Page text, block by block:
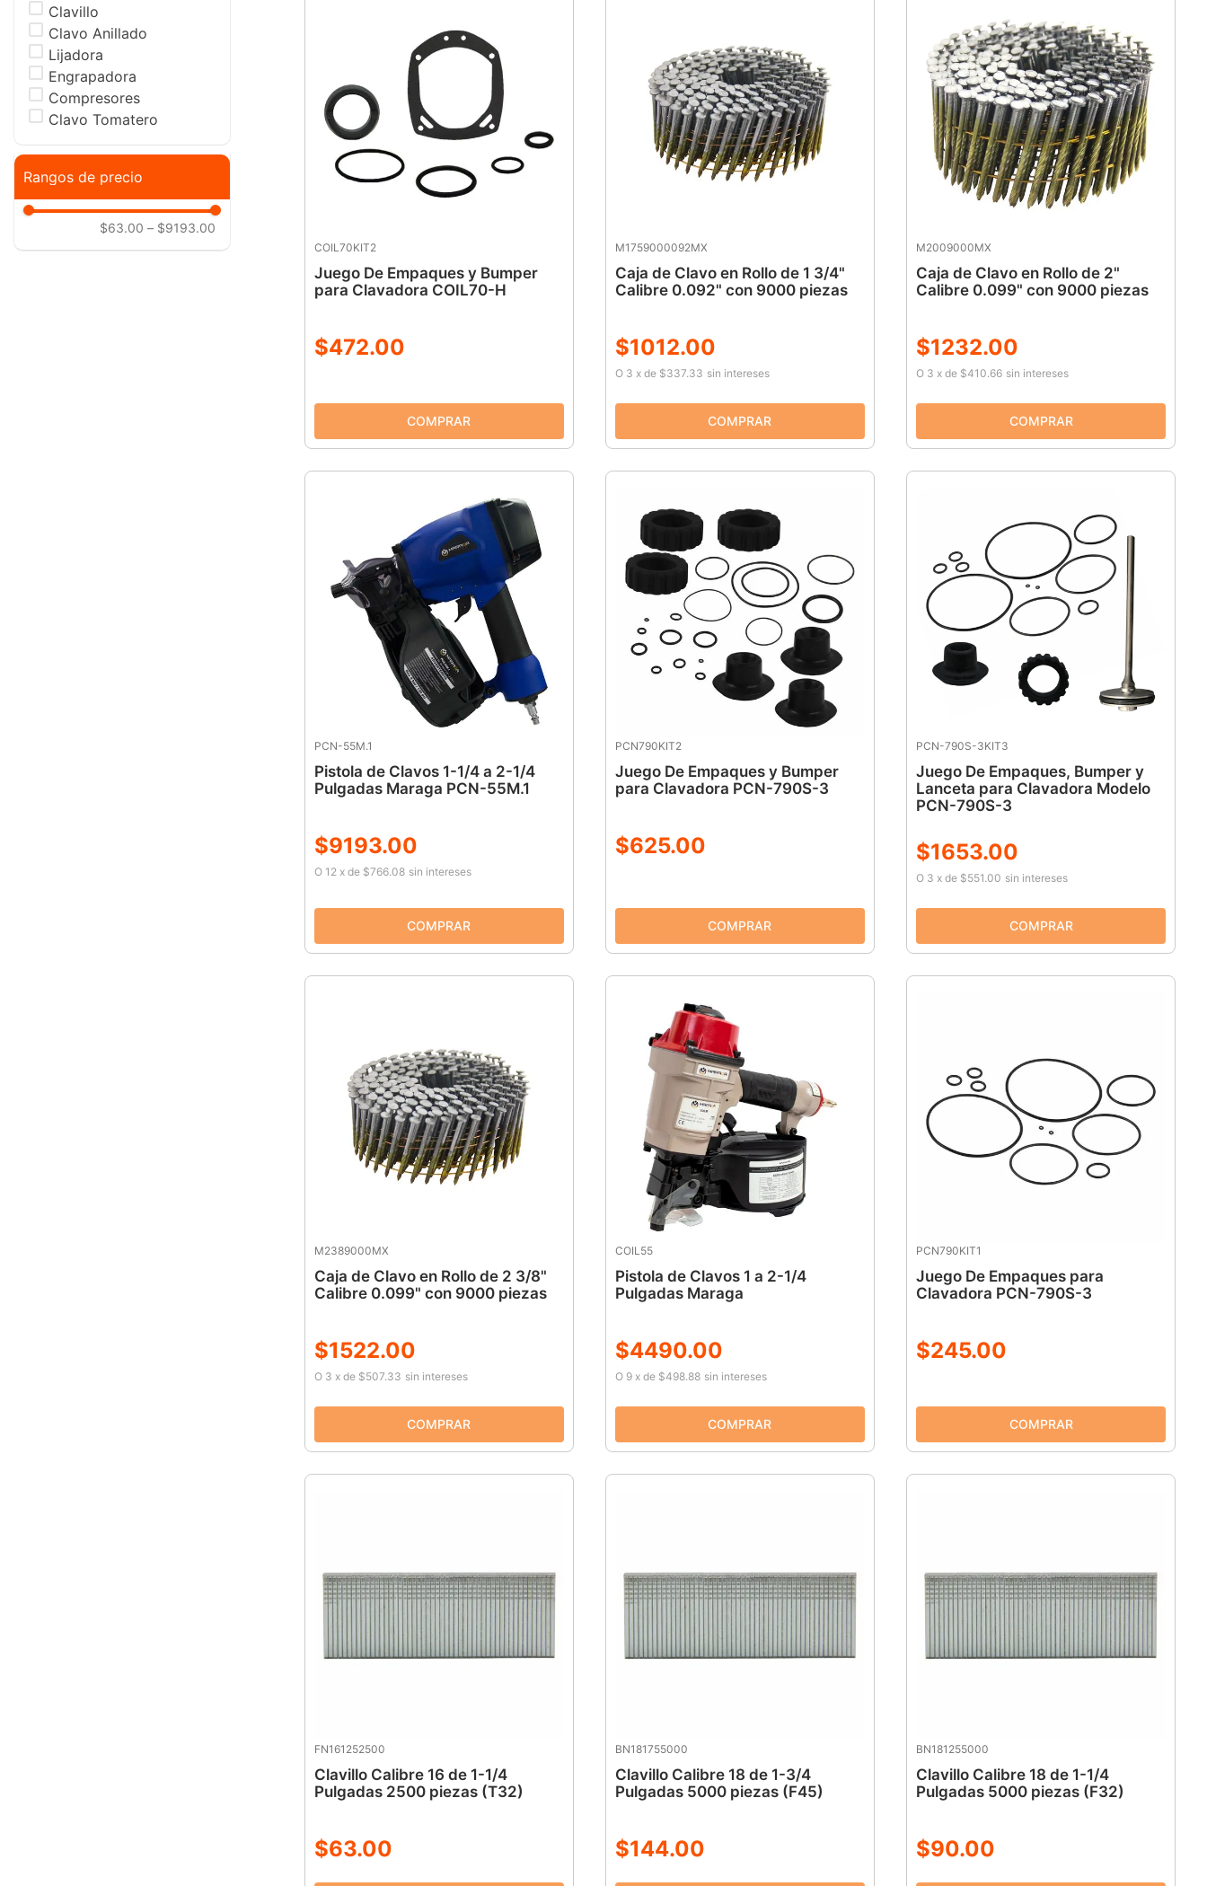
Clavillo
Clavo Anillado
Lijadora
Engrapadora
Compresores
Clavo Tomatero
Rangos de precio
$63.00 – $9193.00
COIL70KIT2
Juego De Empaques y Bumper
para Clavadora COIL70-H
$472.00
M1759000092MX
Caja de Clavo en Rollo de 1 3/4"
Calibre 0.092" con 9000 piezas
$1012.00
O 3 xde $337.33 sin intereses
M2009000MX
Caja de Clavo en Rollo de 2"
Calibre 0.099" con 9000 piezas
$1232.00
O 3 x de $410.66 sin intereses
PCN-55M.1
Pistola de Clavos 1-1/4 a 2-1/4
Pulgadas Maraga PCN-55M.1
$9193.00
O 12 xde $766.08 sin intereses
PCN790KIT2
Juego De Empaques y Bumper
para Clavadora PCN-790S-3
$625.00
PCN-790S-3KIT3
Juego De Empaques, Bumper y
Lanceta para Clavadora Modelo
PCN-790S-3
$1653.00
O 3 x de $551.00 sin intereses
M2389000MX
Caja de Clavo en Rollo de 2 3/8"
Calibre 0.099" con 9000 piezas
$1522.00
O 3 xde $507.33 sin intereses
COIL55
Pistola de Clavos 1 a 2-1/4
Pulgadas Maraga
$4490.00
O 9 xde $498.88 sin intereses
PCN790KIT1
Juego De Empaques para
Clavadora PCN-790S-3
$245.00
FN161252500
Clavillo Calibre 16 de 1-1/4
Pulgadas 2500 piezas (T32)
$63.00
BN181755000
Clavillo Calibre 18 de 1-3/4
Pulgadas 5000 piezas (F45)
$144.00
BN181255000
Clavillo Calibre 18 de 1-1/4
Pulgadas 5000 piezas (F32)
$90.00